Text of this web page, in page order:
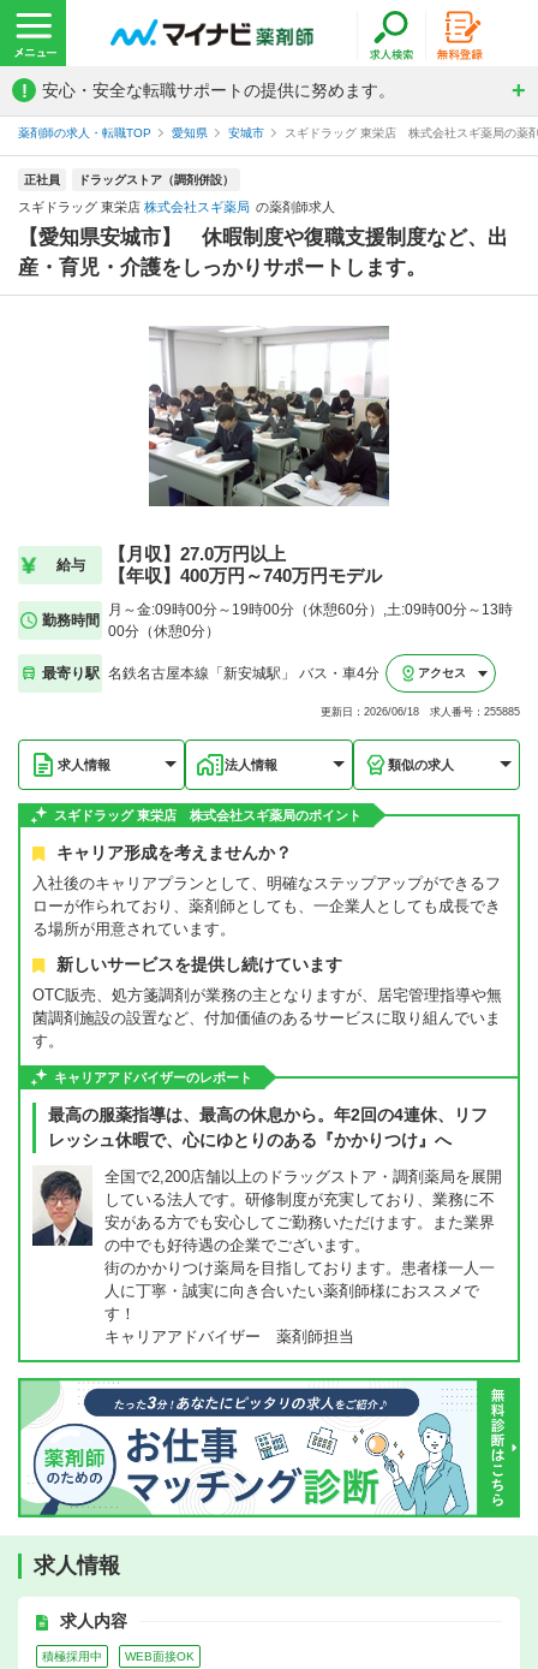
! 安心・安全な転職サポートの提供に努めます。
薬剤師の求人・転職TOP 愛知県 安城市 スギドラッグ 東栄店 株式会社スギ薬局の薬
正社員 ドラッグストア（調剤併設）
スギドラッグ 東栄店 株式会社スギ薬局 の薬剤師求人
【愛知県安城市】 休暇制度や復職支援制度など、出
産・育児・介護をしっかりサポートします。
給与
【月収】27.0万円以上
【年収】400万円～740万円モデル
勤務時間
月～金:09時00分～19時00分（休憩60分）,土:09時00分～13時
00分（休憩0分）
最寄り駅 名鉄名古屋本線「新安城駅」 バス・車4分 アクセス
更新日：2026/06/18 求人番号：255885
求人情報 法人情報 類似の求人
スギドラッグ 東栄店 株式会社スギ薬局のポイント
キャリア形成を考えませんか？
入社後のキャリアプランとして、明確なステップアップができるフ
ローが作られており、薬剤師としても、一企業人としても成長でき
る場所が用意されています。
新しいサービスを提供し続けています
OTC販売、処方箋調剤が業務の主となりますが、居宅管理指導や無
菌調剤施設の設置など、付加価値のあるサービスに取り組んでいま
す。
キャリアアドバイザーのレポート
最高の服薬指導は、最高の休息から。年2回の4連休、リフ
レッシュ休暇で、心にゆとりのある『かかりつけ』へ
全国で2,200店舗以上のドラッグストア・調剤薬局を展開
している法人です。研修制度が充実しており、業務に不
安がある方でも安心してご勤務いただけます。また業界
の中でも好待遇の企業でございます。
街のかかりつけ薬局を目指しております。患者様一人一
人に丁寧・誠実に向き合いたい薬剤師様におススメで
す！
キャリアアドバイザー 薬剤師担当
求人情報
求人内容
積極採用中 WEB面接OK